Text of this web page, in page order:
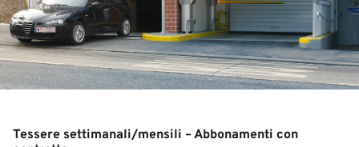
Services
Garages
Group
Tessere settimanali/mensili – Abbonamenti con